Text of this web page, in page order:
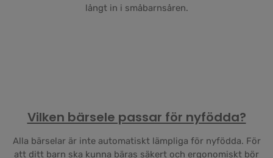
långt in i småbarnsåren.
Vilken bärsele passar för nyfödda?
Alla bärselar är inte automatiskt lämpliga för nyfödda. För
att ditt barn ska kunna bäras säkert och ergonomiskt bör